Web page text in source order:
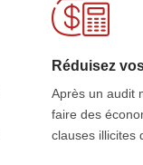
Réduisez
Après un audit
faire des
clauses illicites